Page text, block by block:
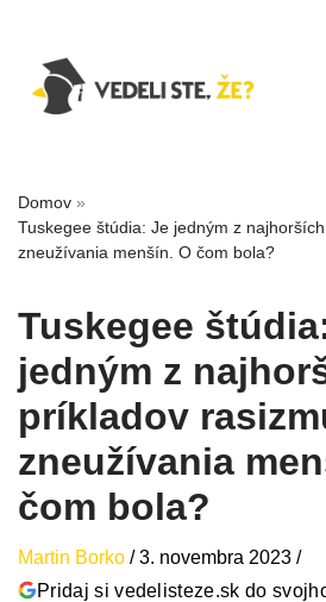
Domov »
Tuskegee štúdia: Je jedným z
zneužívania menšín. O čom bola?
Tuskegee
jedným z
príkladov
zneužívania
čom bola?
Martin Borko /3. novembra 2023 /
Pridaj si vedelisteze.sk do